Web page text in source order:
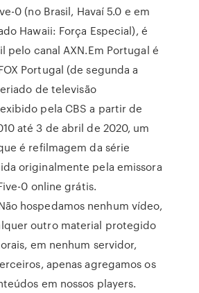
0 (no Brasil, Havaí 5.0 e em
Hawaii: Força Especial), é
pelo canal AXN.Em Portugal é
Portugal (de segunda a
de televisão
pela CBS a partir de
até 3 de abril de 2020, um
é refilmagem da série
originalmente pela emissora
0 online grátis.
hospedamos nenhum vídeo,
outro material protegido
em nenhum servidor,
apenas agregamos os
em nossos players.